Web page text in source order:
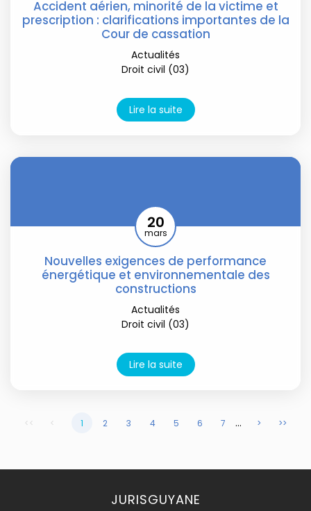
Accident aérien, minorité de la victime et
prescription : clarifications importantes de la
Cour de cassation
Actualités
Droit civil (03)
Lire la suite
Nouvelles exigences de performance
énergétique et environnementale des
constructions
20
mars
Actualités
Droit civil (03)
Lire la suite
<< < 1 2 3 4 5 6 7 ... > >>
JURISGUYANE